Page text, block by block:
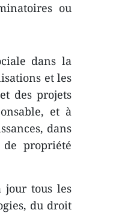
ou
dans la
et les
des projets
et à
dans
propriété
jour tous les
du droit